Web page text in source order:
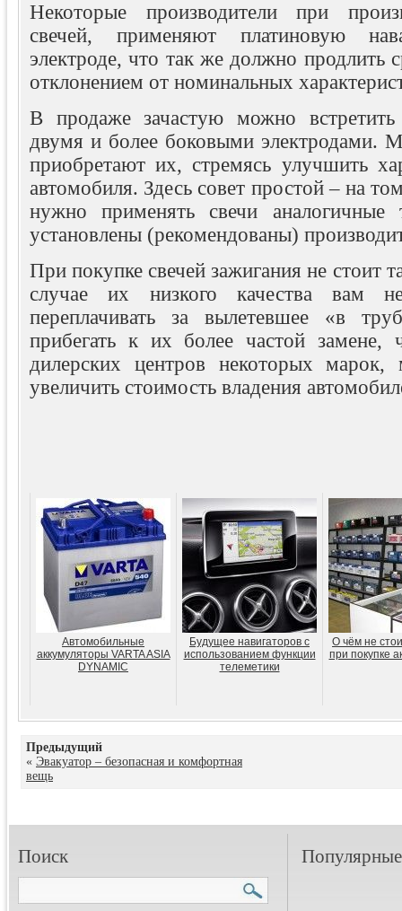
Некоторые производители при
свечей, применяют платиновую
электроде, что так же должно продлить
отклонением от номинальных
В продаже зачастую можно
двумя и более боковыми электродами.
приобретают их, стремясь улучшить
автомобиля. Здесь совет простой – на
нужно применять свечи
установлены (рекомендованы)
При покупке свечей зажигания не стоит
случае их низкого качества вам
переплачивать за вылетевшее «в
прибегать к их более частой замене,
дилерских центров некоторых марок,
увеличить стоимость владения
Автомобильные
аккумуляторы VARTA ASIA
DYNAMIC
Будущее навигаторов с
использованием функции
телеметики
О чём не
при покупке
Предыдущий
« Эвакуатор – безопасная и комфортная
вещь
Поиск Популярные